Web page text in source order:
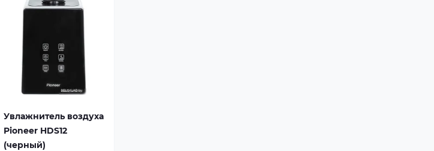
Увлажнитель воздуха
Pioneer HDS12
(черный)